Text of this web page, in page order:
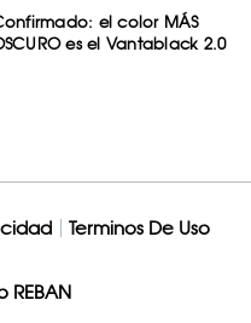
el color MÁS
es el Vantablack 2.0
Terminos De Uso
REBAN